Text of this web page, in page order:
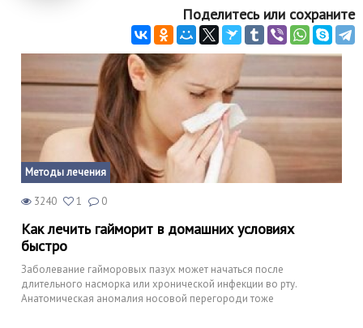
Поделитесь или сохраните
Методы лечения
3240 1 0
Как лечить гайморит в домашних условиях
быстро
Заболевание гайморовых пазух может начаться после
длительного насморка или хронической инфекции во рту.
Анатомическая аномалия носовой перегороди тоже